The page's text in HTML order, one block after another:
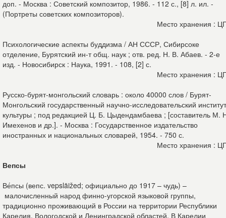
доп. - Москва : Советский композитор, 1986. - 112 с., [8] л. ил. -
(Портреты советских композиторов).
Место хранения :
Психологические аспекты буддизма / АН СССР, Сибирсоке
отделение, Бурятский ин-т общ. наук ; отв. ред. Н. В. Абаев. - 2-е
изд. - Новосибирск : Наука, 1991. - 108, [2] с.
Место хранения :
Русско-бурят-монгольский словарь : около 40000 слов / Бурят-
Монгольский государственный научно-исследовательский институт
культуры ; под редакцией Ц. Б. Цыдендамбаева ; [составитель М.
Имехенов и др.]. - Москва : Государственное издательство
иностранных и национальных словарей, 1954. - 750 с.
Место хранения :
Вепсы
Ве́псы (вепс. vepsläižed; официально до 1917 – чудь) –
малочисленный народ финно-угорской языковой группы,
традиционно проживающий в России на территории Республики
Карелия, Вологодской и Ленинградской областей. В Карелии